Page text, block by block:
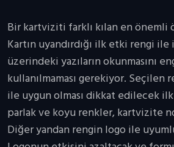
Bir kartviziti farklı kılan en
Kartın uyandırdığı ilk etki rengi
üzerindeki yazıların okunmasını
kullanılmaması gerekiyor.
ile uygun olması dikkat edilecek
parlak ve koyu renkler, kartvizite
Diğer yandan rengin logo ile